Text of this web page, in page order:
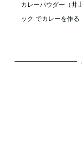
カレーパウダー（井
ック でカレーを作る